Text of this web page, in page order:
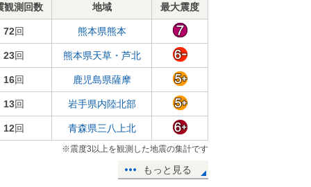
観測回数
地域
最大震度
72回 熊本県熊本
23回 熊本県天草・芦北
16回 鹿児島県薩摩
13回 岩手県内陸北部
12回 青森県三八上北
※震度3以上を観測した地震の集計です
もっと見る